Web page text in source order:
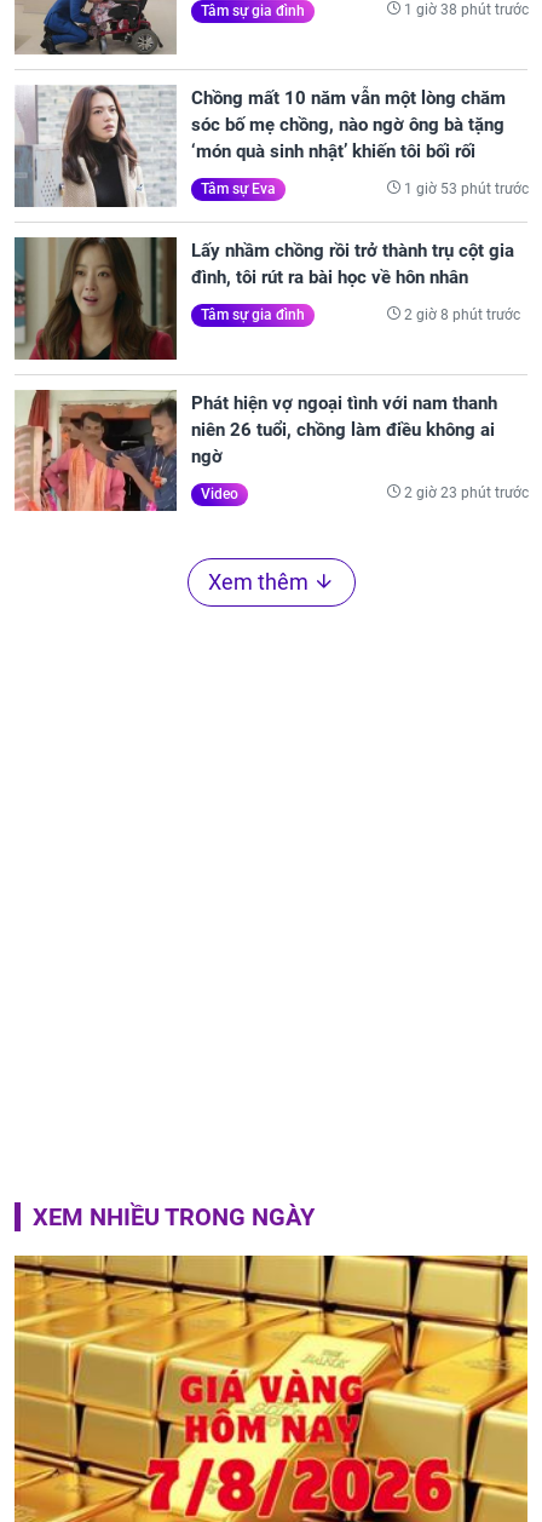
Tâm sự gia đình 1 giờ 38 phút trước
Chồng mất 10 năm vẫn một lòng chăm
sóc bố mẹ chồng, nào ngờ ông bà tặng
‘món quà sinh nhật’ khiến tôi bối rối
Tâm sự Eva 1 giờ 53 phút trước
Lấy nhầm chồng rồi trở thành trụ cột gia
đình, tôi rút ra bài học về hôn nhân
Tâm sự gia đình 2 giờ 8 phút trước
Phát hiện vợ ngoại tình với nam thanh
niên 26 tuổi, chồng làm điều không ai
ngờ
Video 2 giờ 23 phút trước
Xem thêm
XEM NHIỀU TRONG NGÀY